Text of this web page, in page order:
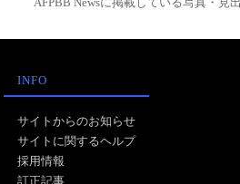
INFO
サイトからのお知らせ
サイトに関するヘルプ
採用情報
訂正記事